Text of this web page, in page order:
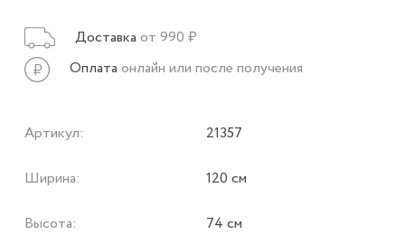
Доставка от 990 ₽
Оплата онлайн или после получения
Артикул: 21357
Ширина: 120 см
Высота: 74 см